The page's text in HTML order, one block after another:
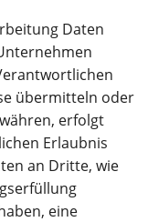
Daten
übermitteln oder
erfolgt
Erlaubnis
an Dritte, wie
eine